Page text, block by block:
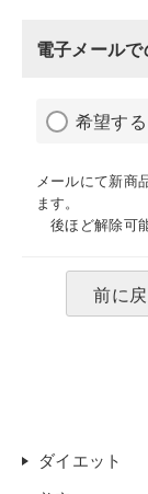
電子メール
希望する
メールにて新商
ます。
後ほど解除可
前に
ダイエット